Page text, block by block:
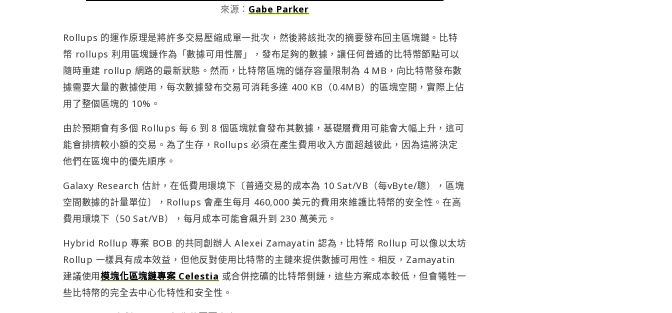
來源：Gabe Parker
Rollups 的運作原理是將許多交易壓縮成單一批次，然後將該批次的摘要發布回主區塊鏈。比特
幣 rollups 利用區塊鏈作為「數據可用性層」，發布足夠的數據，讓任何普通的比特幣節點可以
隨時重建 rollup 網路的最新狀態。然而，比特幣區塊的儲存容量限制為 4 MB，向比特幣發布數
據需要大量的數據使用，每次數據發布交易可消耗多達 400 KB（0.4MB）的區塊空間，實際上佔
用了整個區塊的 10%。
由於預期會有多個 Rollups 每 6 到 8 個區塊就會發布其數據，基礎層費用可能會大幅上升，這可
能會排擠較小額的交易。為了生存，Rollups 必須在產生費用收入方面超越彼此，因為這將決定
他們在區塊中的優先順序。
Galaxy Research 估計，在低費用環境下〔普通交易的成本為 10 Sat/VB（每vByte/聰），區塊
空間數據的計量單位〕，Rollups 會產生每月 460,000 美元的費用來維護比特幣的安全性。在高
費用環境下（50 Sat/VB），每月成本可能會飆升到 230 萬美元。
Hybrid Rollup 專案 BOB 的共同創辦人 Alexei Zamayatin 認為，比特幣 Rollup 可以像以太坊
Rollup 一樣具有成本效益，但他反對使用比特幣的主鏈來提供數據可用性。相反，Zamayatin
建議使用模塊化區塊鏈專案 Celestia或合併挖礦的比特幣側鏈，這些方案成本較低，但會犧牲一
些比特幣的完全去中心化特性和安全性。